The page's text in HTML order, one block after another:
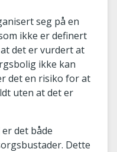
seg på en
ikke er definert
det er vurdert at
ikke kan
det en risiko for at
uten at det er
det både
Dette